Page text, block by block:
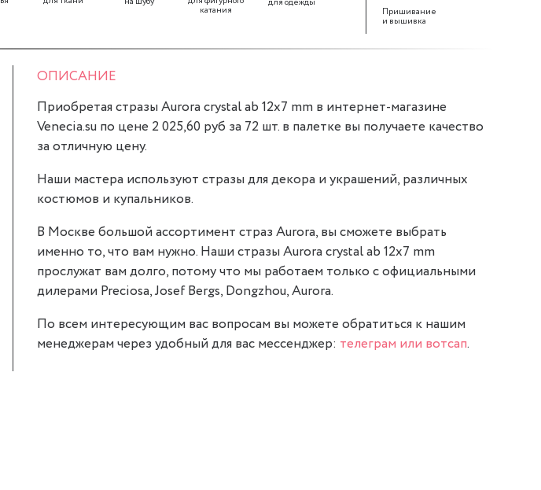
катания
для одежды
Пришивание
и вышивка
ОПИСАНИЕ
Приобретая стразы Aurora crystal ab 12x7 mm в интернет-магазине
Venecia.su по цене 2 025,60 руб за 72 шт. в палетке вы получаете качество
за отличную цену.
Наши мастера используют стразы для декора и украшений, различных
костюмов и купальников.
В Москве большой ассортимент страз Aurora, вы сможете выбрать
именно то, что вам нужно. Наши стразы Aurora crystal ab 12x7 mm
прослужат вам долго, потому что мы работаем только с официальными
дилерами Preciosa, Josef Bergs, Dongzhou, Aurora.
По всем интересующим вас вопросам вы можете обратиться к нашим
менеджерам через удобный для вас мессенджер: телеграм или вотсап.